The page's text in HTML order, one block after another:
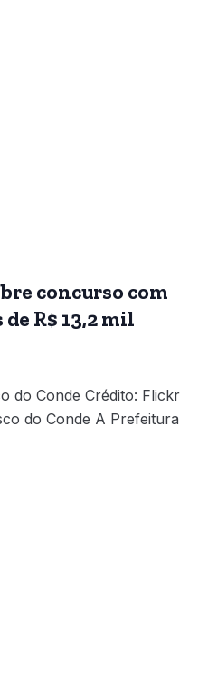
concurso com
R$ 13,2 mil
do Conde Crédito: Flickr
do Conde A Prefeitura